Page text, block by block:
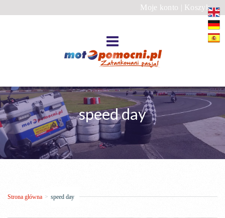
Moje konto | Koszyk
speed day
Strona główna > speed day